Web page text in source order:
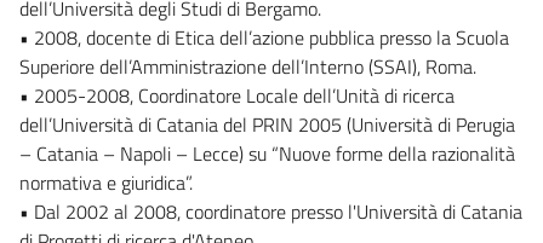
dell’Università degli Studi di Bergamo.
• 2008, docente di Etica dell’azione pubblica presso la Scuola
Superiore dell’Amministrazione dell’Interno (SSAI), Roma.
• 2005-2008, Coordinatore Locale dell’Unità di ricerca
dell’Università di Catania del PRIN 2005 (Università di Perugia
– Catania – Napoli – Lecce) su “Nuove forme della razionalità
normativa e giuridica”.
• Dal 2002 al 2008, coordinatore presso l'Università di Catania